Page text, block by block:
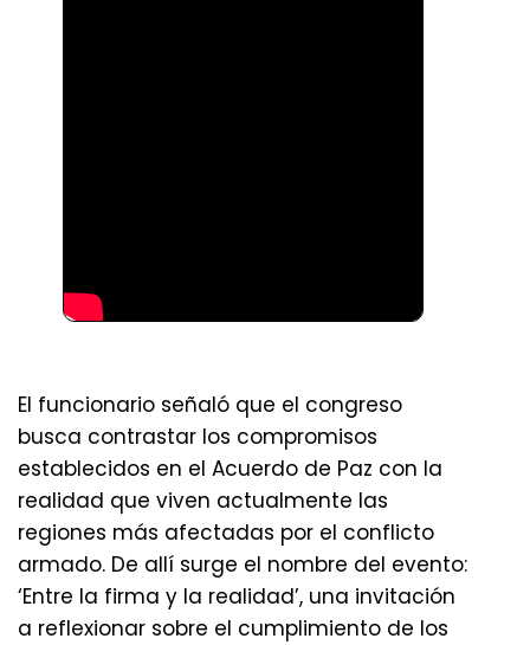
El funcionario señaló que el congreso
busca contrastar los compromisos
establecidos en el Acuerdo de Paz con la
realidad que viven actualmente las
regiones más afectadas por el conflicto
armado. De allí surge el nombre del evento:
‘Entre la firma y la realidad’, una invitación
a reflexionar sobre el cumplimiento de los